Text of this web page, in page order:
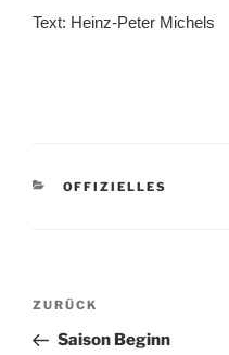
Text: Heinz-Peter Michels
KATEGORIEN
OFFIZIELLES
Beitragsnavigation
Vorheriger
Beitrag
ZURÜCK
Saison Beginn